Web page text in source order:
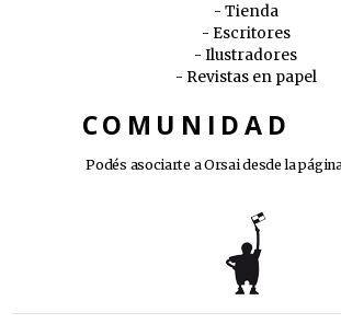
Tienda
Escritores
Ilustradores
Revistas en papel
COMUNIDAD
Podés asociarte a Orsai desde la